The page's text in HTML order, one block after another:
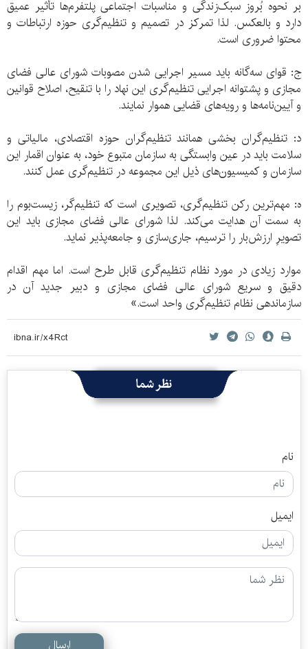
بر نحوه‌ بُروز سبک‌زندگی و مناسبات اجتماعی پلتفرم‌ها تأثیر عمیق
دارد و بالعکس. لذا تمرکز در تصمیم و تنظیم‌گری حوزه‌ ارتباطات و
محتوا ضروری است.
ج:‌ قوای سه‌گانه باید مسیر اجرایی شدن مصوبات شورای عالی فضای
مجازی و پشتوانه‌ اجرایی تنظیم‌گری این نهاد را با تنقیح، اصلاح قوانین
و آیین‌نامه‌‌ها و رویه‌های قضایی هموار نمایند.
د: تنظیم‌گران بخشی همانند تنظیم‌گران حوزه‌ اقتصادی، مالیاتی و
سلامت باید در عین وابستگی به سازمان متبوع خود، به عنوان اقمار این
سازمان و کمیسیون‌های ذیل این مجموعه در تنظیم‌گری عمل کنند.
ه:‌ مهم‌ترین رکن تنظیم‌گری، تصویری است که تنظیم‌گر، زیست‌بوم را
به سمت آن هدایت می‌کند. لذا شورای عالی فضای مجازی باید این
تصویرِ ارزش‌بار را ترسیم، جاری‌سازی و جامعه‌پذیر نماید.
موارد زیادی در مورد نظام تنظیم‌گری قابل طرح است. اما مهم اقدام
دقیق و سریع شورای عالی فضای مجازی و دبیر جدید آن در
سازماندهی نظام تنظیم‌گری واحد است.»
نظر شما
نام
ایمیل